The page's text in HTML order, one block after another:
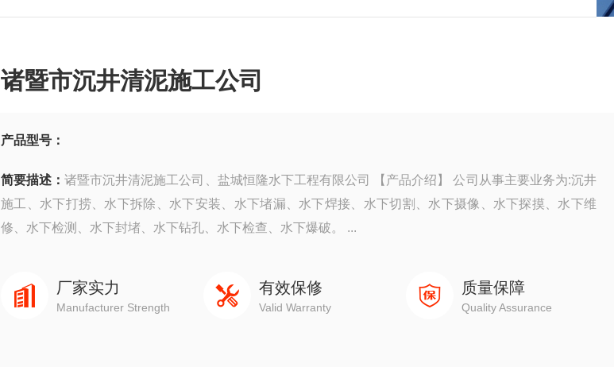
诸暨市沉井清泥施工公司
产品型号：
简要描述： 诸暨市沉井清泥施工公司、盐城恒隆水下工程有限公司 【产品介绍】 公司从事主要业务为:沉井
施工、水下打捞、水下拆除、水下安装、水下堵漏、水下焊接、水下切割、水下摄像、水下探摸、水下维
修、水下检测、水下封堵、水下钻孔、水下检查、水下爆破。 ...
厂家实力
Manufacturer Strength
有效保修
Valid Warranty
质量保障
Quality Assurance